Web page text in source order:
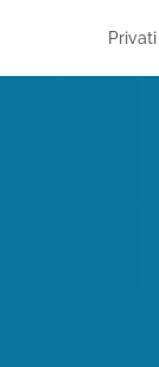
Privati